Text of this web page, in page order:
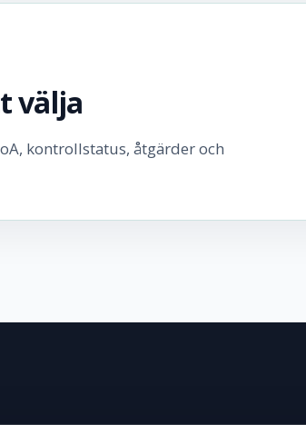
välja
kontrollstatus, åtgärder och